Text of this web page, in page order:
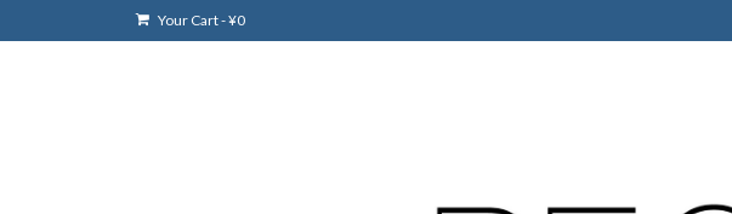
Your Cart-¥0